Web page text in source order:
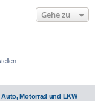
Gehe zu
Motorrad und LKW